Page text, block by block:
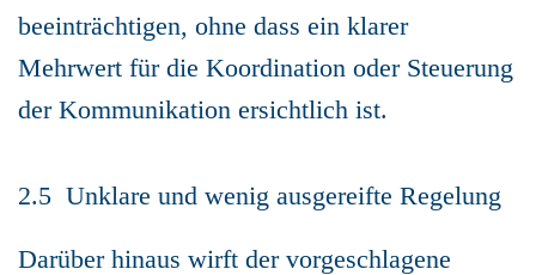
beeinträchtigen, ohne dass ein klarer
Mehrwert für die Koordination oder Steuerung
der Kommunikation ersichtlich ist.
2.5 Unklare und wenig ausgereifte Regelung
Darüber hinaus wirft der vorgeschlagene